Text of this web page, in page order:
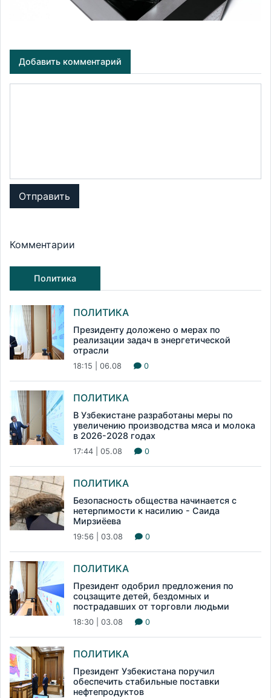
Добавить комментарий
Отправить
Комментарии
Политика
ПОЛИТИКА
Президенту доложено о мерах по
реализации задач в энергетической
отрасли
18:15 | 06.08 0
ПОЛИТИКА
В Узбекистане разработаны меры по
увеличению производства мяса и молока
в 2026-2028 годах
17:44 | 05.08 0
ПОЛИТИКА
Безопасность общества начинается с
нетерпимости к насилию - Саида
Мирзиёева
19:56 | 03.08 0
ПОЛИТИКА
Президент одобрил предложения по
соцзащите детей, бездомных и
пострадавших от торговли людьми
18:30 | 03.08 0
ПОЛИТИКА
Президент Узбекистана поручил
обеспечить стабильные поставки
нефтепродуктов